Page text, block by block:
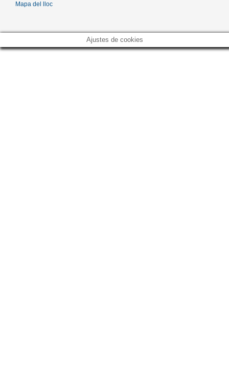
Mapa del lloc
Ajustes de cookies